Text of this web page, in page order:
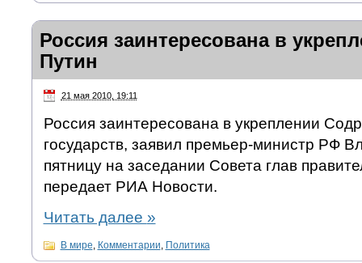
Россия заинтересована в
Путин
21 мая 2010, 19:11
Россия заинтересована в укреплении
государств, заявил премьер-министр РФ
пятницу на заседании Совета глав
передает РИА Новости.
Читать далее »
В мире, Комментарии, Политика